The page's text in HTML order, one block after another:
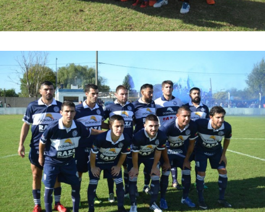
Suscribirme gratis
Dirección de correo electrónico*